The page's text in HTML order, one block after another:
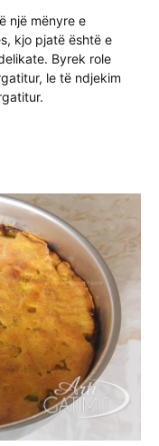
një mënyre e
kjo pjatë është e
Byrek role
le të ndjekim